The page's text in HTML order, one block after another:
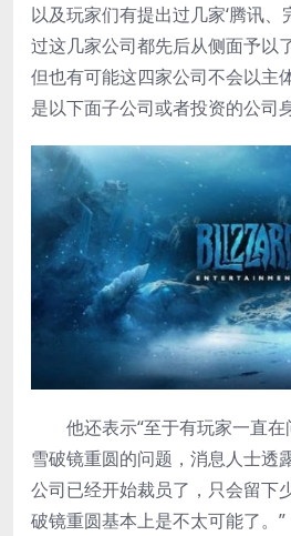
以及玩家们有提出过几家‘腾讯、
过这几家公司都先后从侧面予以
但也有可能这四家公司不会以主
是以下面子公司或者投资的公司
他还表示“至于有玩家一直在
雪破镜重圆的问题，消息人士透
公司已经开始裁员了，只会留下
破镜重圆基本上是不太可能了。”